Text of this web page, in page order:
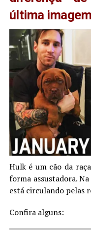
última
Hulk é um cão da
forma assustadora.
está circulando pelas
Confira alguns: